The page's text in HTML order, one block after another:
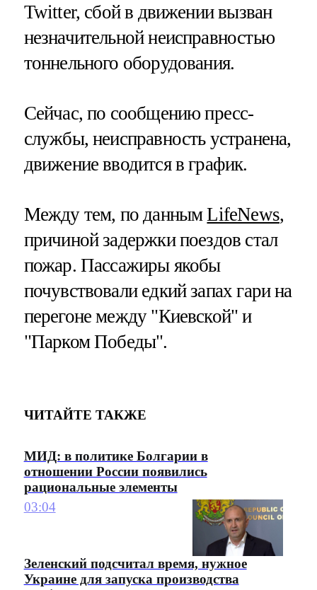
Twitter, сбой в движении вызван
незначительной неисправностью
тоннельного оборудования.
Сейчас, по сообщению пресс-
службы, неисправность устранена,
движение вводится в график.
Между тем, по даннымLifeNews,
причиной задержки поездов стал
пожар. Пассажиры якобы
почувствовали едкий запах гари на
перегоне между "Киевской" и
"Парком Победы".
ЧИТАЙТЕ ТАКЖЕ
МИД: в политике Болгарии в
отношении России появились
рациональные элементы
03:04
Зеленский подсчитал время, нужное
Украине для запуска производства